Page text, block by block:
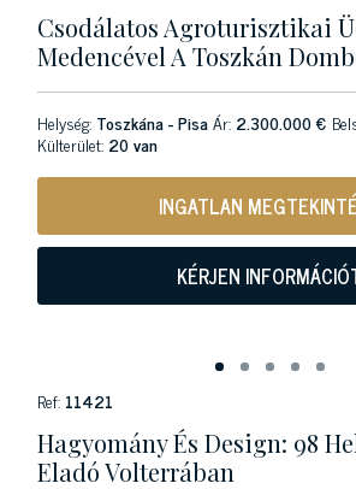
Csodálatos Agroturisztikai
Medencével A Toszkán
Helység: Toszkána - PisaÁr: 2.300.000 €
Külterület: 20 van
INGATLAN
KÉRJEN
Ref: 11421
Hagyomány És Design: 98
Eladó Volterrában